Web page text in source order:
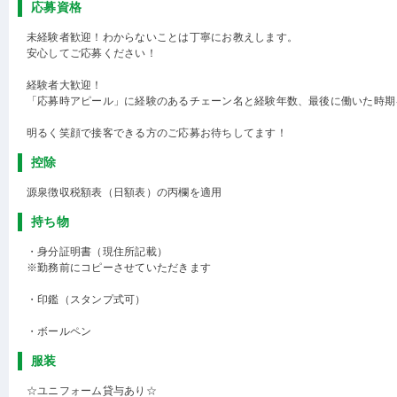
応募資格
未経験者歓迎！わからないことは丁寧にお教えします。
安心してご応募ください！
経験者大歓迎！
「応募時アピール」に経験のあるチェーン名と経験年数、最後に働いた時
明るく笑顔で接客できる方のご応募お待ちしてます！
控除
源泉徴収税額表（日額表）の丙欄を適用
持ち物
・身分証明書（現住所記載）
※勤務前にコピーさせていただきます
・印鑑（スタンプ式可）
・ボールペン
服装
☆ユニフォーム貸与あり☆